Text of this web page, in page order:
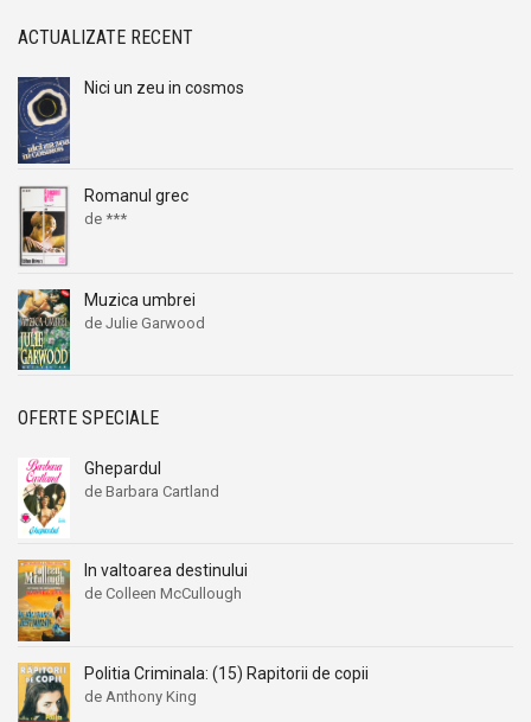
ACTUALIZATE RECENT
Nici un zeu in cosmos
Romanul grec
de ***
Muzica umbrei
de Julie Garwood
OFERTE SPECIALE
Ghepardul
de Barbara Cartland
In valtoarea destinului
de Colleen McCullough
Politia Criminala: (15) Rapitorii de copii
de Anthony King